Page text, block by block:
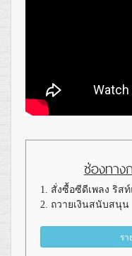
ช่องทา
1. สั่งซื้อซีดีเพลง ริส
2. ถวายเงินสนับสนุน
รา